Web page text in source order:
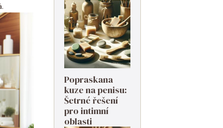
Popraskana
kuze na penisu:
Šetrné řešení
pro intimní
oblasti